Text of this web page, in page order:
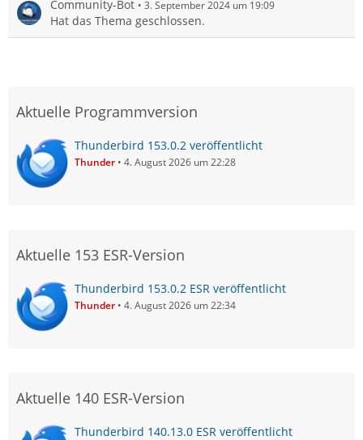
Community-Bot 3. September 2024 um 19:09
Hat das Thema geschlossen.
Aktuelle Programmversion
Thunderbird 153.0.2 veröffentlicht
Thunder 4. August 2026 um 22:28
Aktuelle 153 ESR-Version
Thunderbird 153.0.2 ESR veröffentlicht
Thunder 4. August 2026 um 22:34
Aktuelle 140 ESR-Version
Thunderbird 140.13.0 ESR veröffentlicht